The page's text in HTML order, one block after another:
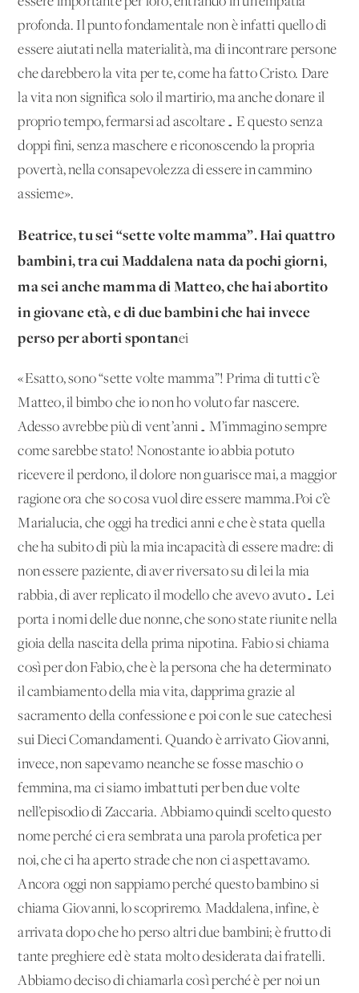
profonda. Il punto fondamentale non è infatti quello di
essere aiutati nella materialità, ma di incontrare persone
che darebbero la vita per te, come ha fatto Cristo. Dare
la vita non significa solo il martirio, ma anche donare il
proprio tempo, fermarsi ad ascoltare… E questo senza
doppi fini, senza maschere e riconoscendo la propria
povertà, nella consapevolezza di essere in cammino
assieme».
Beatrice, tu sei “sette volte mamma”. Hai quattro
bambini, tra cui Maddalena nata da pochi giorni,
ma sei anche mamma di Matteo, che hai abortito
in giovane età, e di due bambini che hai invece
perso per aborti spontanei
«Esatto, sono “sette volte mamma”! Prima di tutti c’è
Matteo, il bimbo che io non ho voluto far nascere.
Adesso avrebbe più di vent’anni… M’immagino sempre
come sarebbe stato! Nonostante io abbia potuto
ricevere il perdono, il dolore non guarisce mai, a maggior
ragione ora che so cosa vuol dire essere mamma.Poi c’è
Marialucia, che oggi ha tredici anni e che è stata quella
che ha subito di più la mia incapacità di essere madre: di
non essere paziente, di aver riversato su di lei la mia
rabbia, di aver replicato il modello che avevo avuto… Lei
porta i nomi delle due nonne, che sono state riunite nella
gioia della nascita della prima nipotina. Fabio si chiama
così per don Fabio, che è la persona che ha determinato
il cambiamento della mia vita, dapprima grazie al
sacramento della confessione e poi con le sue catechesi
sui Dieci Comandamenti. Quando è arrivato Giovanni,
invece, non sapevamo neanche se fosse maschio o
femmina, ma ci siamo imbattuti per ben due volte
nell’episodio di Zaccaria. Abbiamo quindi scelto questo
nome perché ci era sembrata una parola profetica per
noi, che ci ha aperto strade che non ci aspettavamo.
Ancora oggi non sappiamo perché questo bambino si
chiama Giovanni, lo scopriremo. Maddalena, infine, è
arrivata dopo che ho perso altri due bambini; è frutto di
tante preghiere ed è stata molto desiderata dai fratelli.
Abbiamo deciso di chiamarla così perché è per noi un